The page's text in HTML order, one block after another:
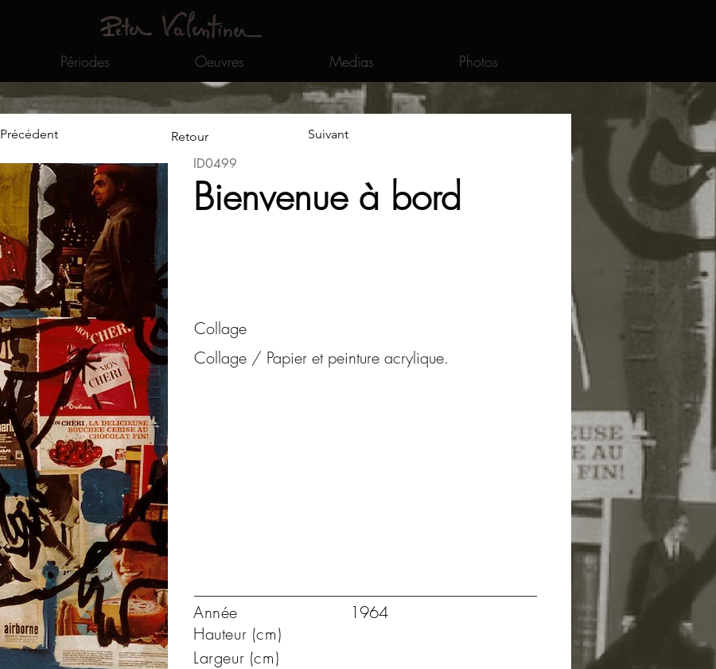
Périodes Oeuvres Medias Photos
Précédent Retour Suivant
ID0499
Bienvenue à bord
Collage
Collage / Papier et peinture acrylique.
Année
1964
Hauteur (cm)
Largeur (cm)